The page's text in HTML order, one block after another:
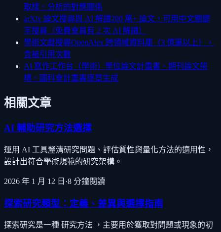
取樣、分析的對應關係
arXiv 論文搜尋與 AI 解讀200 萬+ 論文，可用中文關鍵
字搜尋（免費會員有 2 次 AI 解讀）
學術文獻搜尋OpenAlex 跨領域資料庫（3 億筆以上），
含被引用次數
AI 寫作工作台（學術） 學位論文計畫書、期刊論文架
構、國科會計畫書逐章生成
相關文章
AI 輔助研究方法選擇
運用 AI 工具釐清研究問題、評估質性與量化方法的適用性，
設計出符合學術規範的研究架構。
2026 年 1 月 12 日 ·8 分鐘閱讀
探索研究類型：定義、差異與選擇指南
探索研究是一種 研究方法 ，主要用於獲取對問題或現象的初